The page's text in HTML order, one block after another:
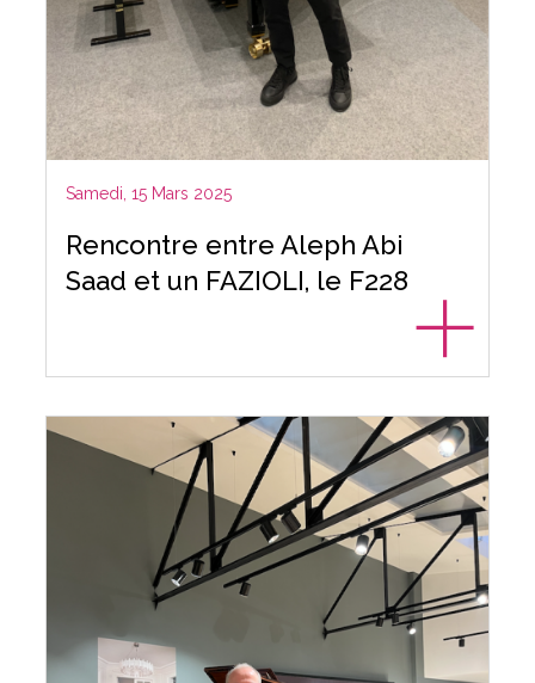
Samedi, 15 Mars 2025
Rencontre entre Aleph Abi
Saad et un FAZIOLI, le F228